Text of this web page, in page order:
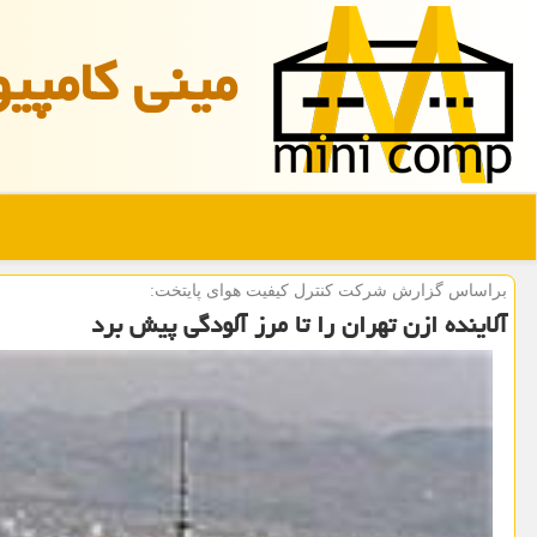
مینی
براساس گزارش شركت كنترل كیفیت هوای پایتخت:
آلاینده ازن تهران را تا مرز آلودگی پیش برد